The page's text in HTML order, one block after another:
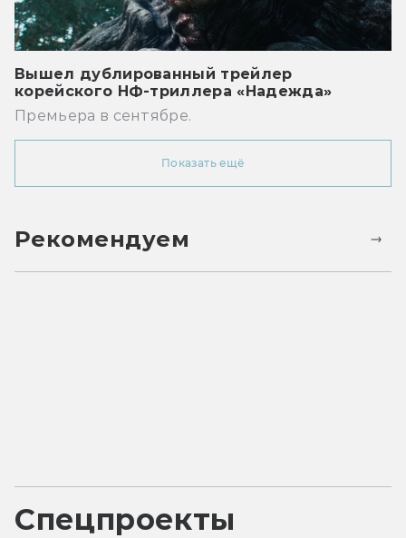
Вышел дублированный трейлер
корейского НФ-триллера «Надежда»
Премьера в сентябре.
Показать ещё
Рекомендуем
Спецпроекты